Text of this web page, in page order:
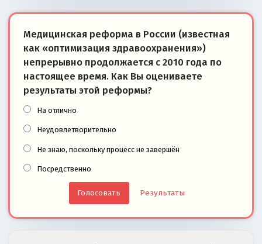
Медицинская реформа в России (известная
как «оптимизация здравоохранения»)
непрерывно продолжается с 2010 года по
настоящее время. Как Вы оцениваете
результаты этой реформы?
На отлично
Неудовлетворительно
Не знаю, поскольку процесс не завершён
Посредственно
Результаты